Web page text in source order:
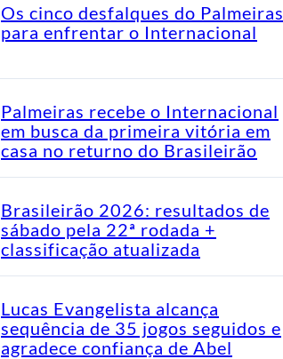
Os cinco desfalques do Palmeiras
para enfrentar o Internacional
Palmeiras recebe o Internacional
em busca da primeira vitória em
casa no returno do Brasileirão
Brasileirão 2026: resultados de
sábado pela 22ª rodada +
classificação atualizada
Lucas Evangelista alcança
sequência de 35 jogos seguidos e
agradece confiança de Abel